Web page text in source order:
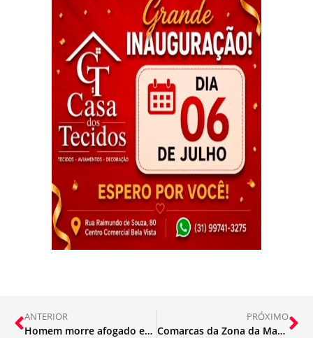
ANTERIOR
Homem morre afogado em Santa Maria
PRÓXIMO
Comarcas da Zona da Mata recebem visitas técnicas da 3ª Vice